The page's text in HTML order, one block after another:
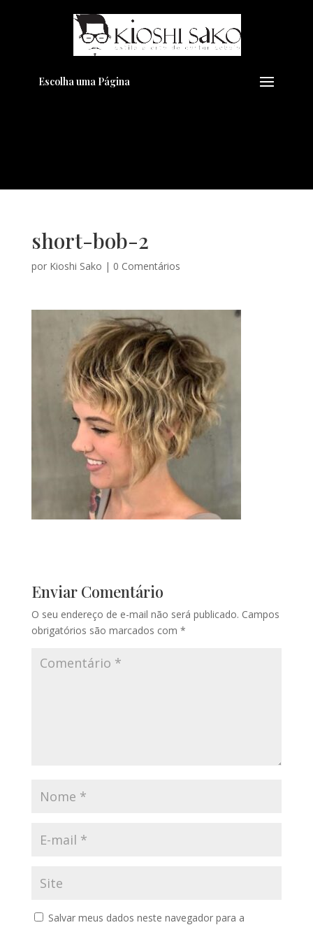
Escolha uma Página
short-bob-2
por Kioshi Sako | 0 Comentários
Enviar Comentário
O seu endereço de e-mail não será publicado. Campos
obrigatórios são marcados com *
Salvar meus dados neste navegador para a
Pensando em transformar seu
Visual??